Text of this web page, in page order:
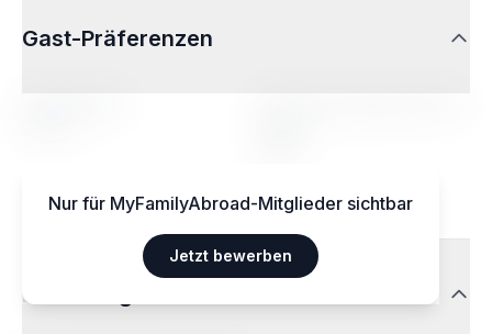
Gast-Präferenzen
Nur für MyFamilyAbroad-Mitglieder sichtbar
Jetzt bewerben
Ernährungsweisen